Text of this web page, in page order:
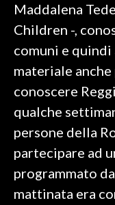
SARDI NEL MONDO
NOTIZIE
EVENTI
3 MINUTI CON
INSULARITÀ
INFO AZIENDE
Maddalena
Children -,
comuni e
materiale
conoscere
qualche
persone della
partecipare ad
programmato
mattinata era